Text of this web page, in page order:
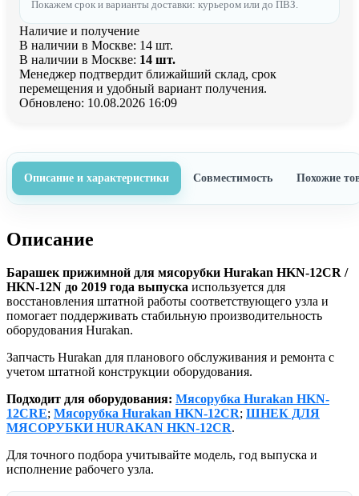
Покажем срок и варианты доставки: курьером или до ПВЗ.
Наличие и получение
В наличии в Москве: 14 шт.
В наличии в Москве: 14 шт.
Менеджер подтвердит ближайший склад, срок
перемещения и удобный вариант получения.
Обновлено: 10.08.2026 16:09
Описание и характеристики Совместимость Похожие
Описание
Барашек прижимной для мясорубки Hurakan HKN-12CR /
HKN-12N до 2019 года выпуска используется для
восстановления штатной работы соответствующего узла и
помогает поддерживать стабильную производительность
оборудования Hurakan.
Запчасть Hurakan для планового обслуживания и ремонта с
учетом штатной конструкции оборудования.
Подходит для оборудования: Мясорубка Hurakan HKN-
12CRE; Мясорубка Hurakan HKN-12CR; ШНЕК ДЛЯ
МЯСОРУБКИ HURAKAN HKN-12CR.
Для точного подбора учитывайте модель, год выпуска и
исполнение рабочего узла.